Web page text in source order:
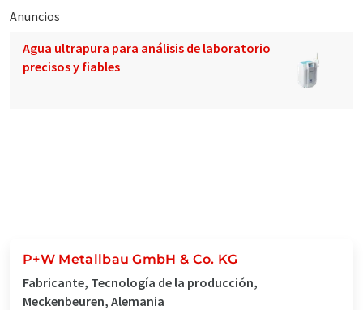
Anuncios
Agua ultrapura para análisis de laboratorio
precisos y fiables
P+W Metallbau GmbH & Co. KG
Fabricante, Tecnología de la producción,
Meckenbeuren, Alemania